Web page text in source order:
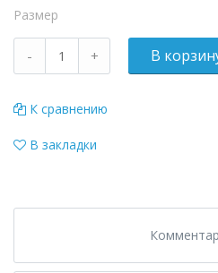
Размер
К сравнению
В закладки